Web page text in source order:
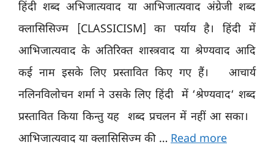
हिंदी शब्द अभिजात्यवाद या आभिजात्यवाद अंग्रेजी शब्द
क्लासिसिज्म [CLASSICISM] का पर्याय है। हिंदी में
आभिजात्यवाद के अतिरिक्त शास्त्रवाद या श्रेण्यवाद आदि
कई नाम इसके लिए प्रस्तावित किए गए हैं। आचार्य
नलिनविलोचन शर्मा ने उसके लिए हिंदी में ‘श्रेण्यवाद‘ शब्द
प्रस्तावित किया किन्तु यह शब्द प्रचलन में नहीं आ सका।
आभिजात्यवाद या क्लासिसिज्म की … Read more